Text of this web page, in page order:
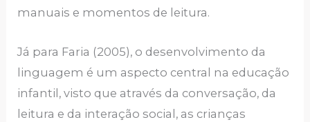
manuais e momentos de leitura.
Já para Faria (2005), o desenvolvimento da
linguagem é um aspecto central na educação
infantil, visto que através da conversação, da
leitura e da interação social, as crianças